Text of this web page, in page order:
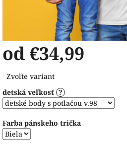
od €34,99
cena:
Zvoľte variant
detská veľkosť ?
Farba pánskeho trička